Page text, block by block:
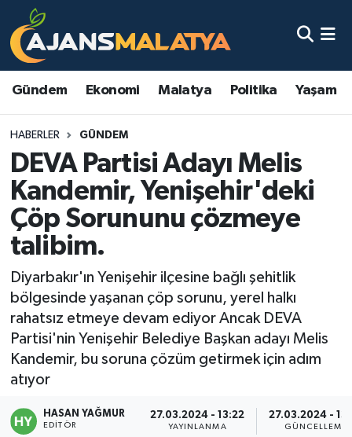
Gündem Ekonomi Malatya Politika Yaşam
HABERLER GÜNDEM
DEVA Partisi Adayı Melis
Kandemir, Yenişehir'deki
Çöp Sorununu çözmeye
talibim.
Diyarbakır'ın Yenişehir ilçesine bağlı şehitlik
bölgesinde yaşanan çöp sorunu, yerel halkı
rahatsız etmeye devam ediyor Ancak DEVA
Partisi'nin Yenişehir Belediye Başkan adayı Melis
Kandemir, bu soruna çözüm getirmek için adım
atıyor
HASAN YAĞMUR
EDITÖR
27.03.2024 - 13:22
YAYINLANMA
27.03.2024 -
GÜNCELLEME
Asayiş
Eğitim
Ekonomi
Gündem
Kültür & Sanat
Magazin
Politika
Sağlık
Malatya Nöbetçi Eczaneler
Malatya Namaz Vakitleri
Malatya Trafik Yoğunluk Haritası
TFF 3.Lig 2.Grup Puan Durumu ve Fikstür
Son Dakika Haberleri
Haber Arşivi